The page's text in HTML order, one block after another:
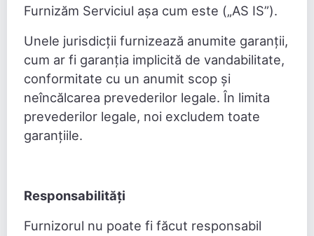
Furnizăm Serviciul așa cum este („AS IS”).
Unele jurisdicții furnizează anumite garanții,
cum ar fi garanția implicită de vandabilitate,
conformitate cu un anumit scop și
neîncălcarea prevederilor legale. În limita
prevederilor legale, noi excludem toate
garanțiile.
Responsabilități
Furnizorul nu poate fi făcut responsabil